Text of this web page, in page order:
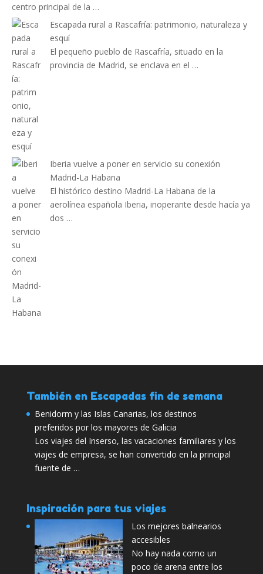
centro principal de la …
Escapada rural a Rascafría: patrimonio, naturaleza y
esquí
El pequeño pueblo de Rascafría, situado en la
provincia de Madrid, se enclava en el …
Iberia vuelve a poner en servicio su conexión
Madrid-La Habana
El histórico destino Madrid-La Habana de la
aerolínea española Iberia, inoperante desde hacía ya
dos …
También en Escapadas fin de semana
Benidorm y las Islas Canarias, los destinos
preferidos por los mayores de Galicia
Los viajes del Inserso, las vacaciones familiares y los
viajes de empresa, se han convertido en la principal
fuente de …
Inspiración para tus viajes
Los mejores balnearios
accesibles
No hay nada como un
poco de arena entre los